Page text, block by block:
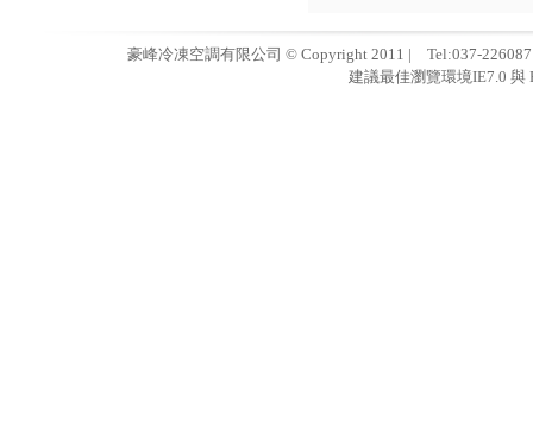
豪峰冷凍空調有限公司 © Copyright 2011 | Tel:037-
建議最佳瀏覽環境IE7.0 與